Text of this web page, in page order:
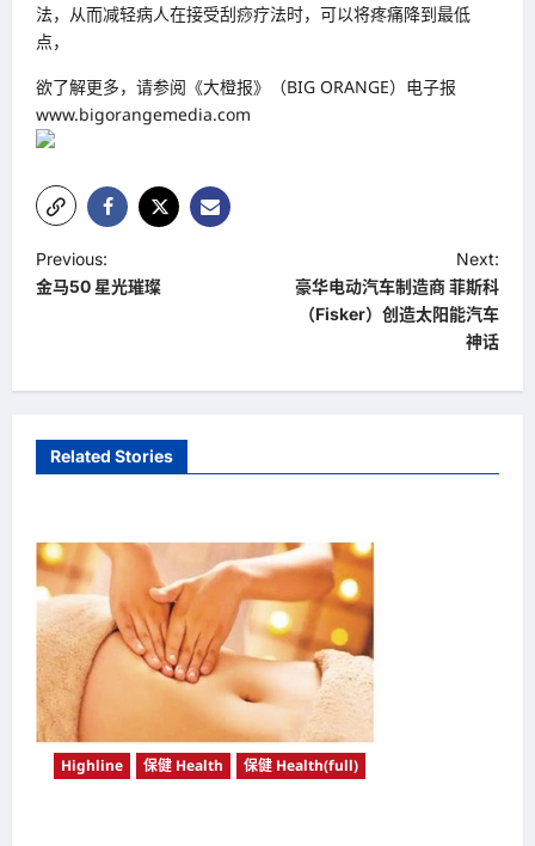
法，从而减轻病人在接受刮痧疗法时，可以将疼痛降到最低
点，
欲了解更多，请参阅《大橙报》（BIG ORANGE）电子报
www.bigorangemedia.com
P
o
a
v
g
a
t
i
o
n
Previous:
金马50 星光璀璨
Next:
豪华电动汽车制造商 菲斯科
（Fisker）创造太阳能汽车
神话
Related Stories
Highline 保健 Health 保健 Health(full)